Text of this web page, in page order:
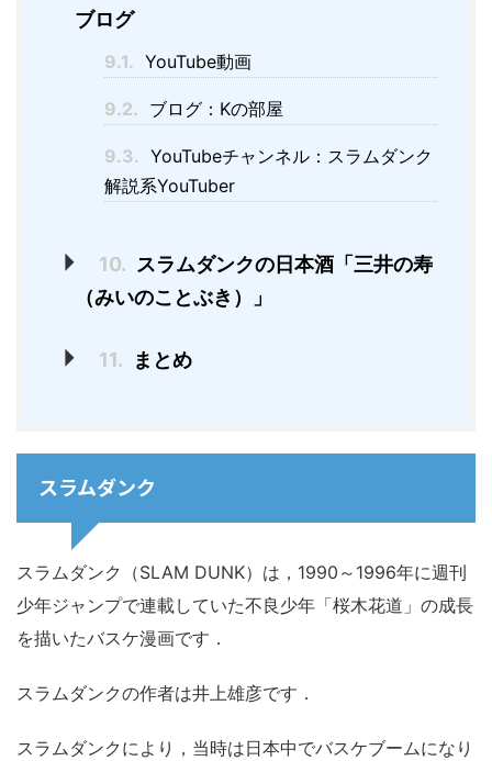
ブログ
9.1. YouTube動画
9.2. ブログ：Kの部屋
9.3. YouTubeチャンネル：スラムダンク
解説系YouTuber
10. スラムダンクの日本酒「三井の寿
（みいのことぶき）」
11. まとめ
スラムダンク
スラムダンク（SLAM DUNK）は，1990～1996年に週刊
少年ジャンプで連載していた不良少年「桜木花道」の成長
を描いたバスケ漫画です．
スラムダンクの作者は井上雄彦です．
スラムダンクにより，当時は日本中でバスケブームになり